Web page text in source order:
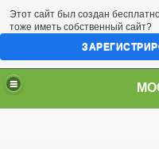
Этот сайт был создан
тоже иметь собственный сайт?